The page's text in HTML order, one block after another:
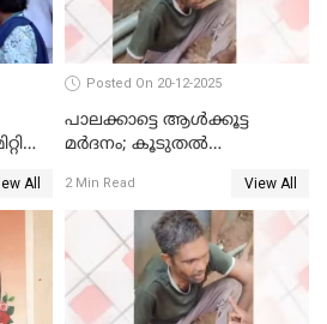
All
Posted On 20-12-2025
പാലക്കാട്ടെ ആള്‍ക്കൂട്ട
മര്‍ദനം; കൂടുതല്‍
അംഗ സംഘമെന്ന് വിവരം
2 Min Read View All